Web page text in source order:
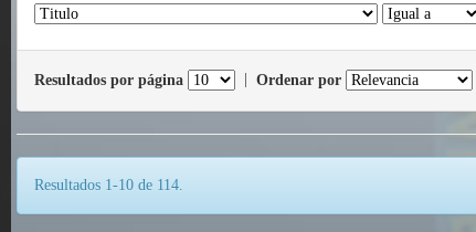
Resultados por página Ordenar por
Resultados 1-10 de 114.